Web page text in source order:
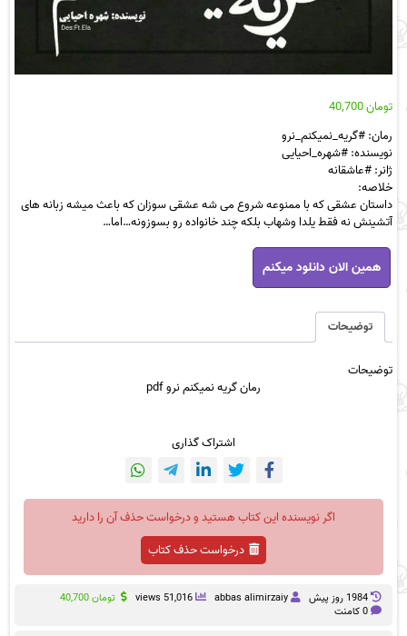
تومان40,700
رمان: #گریه_نمیکنم_نرو
نویسنده: #شهره_احیایی
ژانر: #عاشقانه
خلاصه:
داستان عشقی که با ممنوعه شروع می شه عشقی سوزان که باعث میشه زبانه های
آتشینش نه فقط یلدا وشهاب بلکه چند خانواده رو بسوزونه…اما…
رمان
گریه
نمیکنم
pdf
عدد
همین الان دانلود میکنم
توضیحات
توضیحات
رمان گریه نمیکنم نرو pdf
اشتراک گذاری
اگر نویسنده این کتاب هستید و درخواست حذف آن را دارید
درخواست حذف کتاب
1984 روز پيش abbas alimirzaiy
51,016 views تومان40,700
0 کامنت